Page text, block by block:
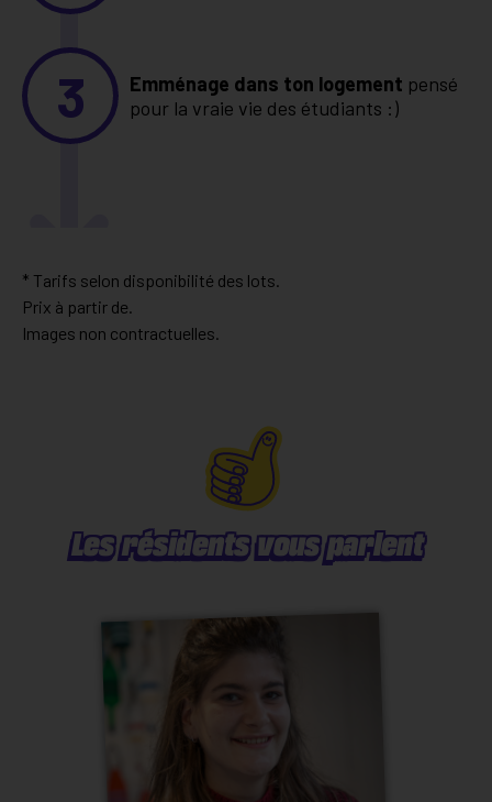
3 Emménage dans ton logement pensé
pour la vraie vie des étudiants :)
* Tarifs selon disponibilité des lots.
Prix à partir de.
Images non contractuelles.
Les résidents vous parlent